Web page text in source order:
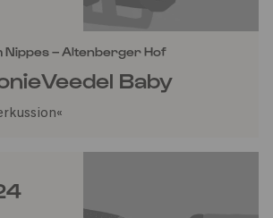
– Altenberger Hof
Baby